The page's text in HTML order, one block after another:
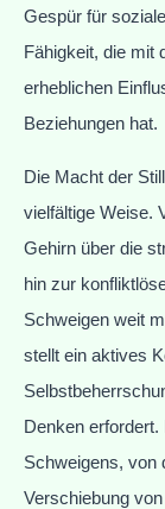
Gespür für
Fähigkeit, die mit
erheblichen
Beziehungen hat.
Die Macht der
vielfältige Weise.
Gehirn über die
hin zur
Schweigen weit
stellt ein aktives
Denken
Schweigens, von
Verschiebung